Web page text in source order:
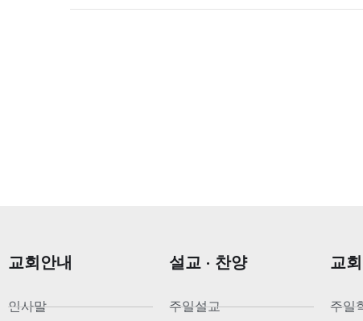
교회안내
인사말
설교 · 찬양
주일설교
교
주일